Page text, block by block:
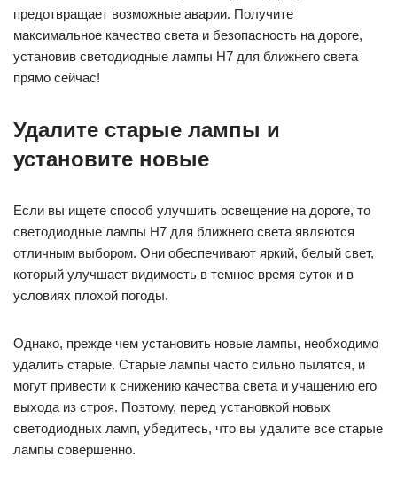
предотвращает возможные аварии. Получите
максимальное качество света и безопасность на дороге,
установив светодиодные лампы H7 для ближнего света
прямо сейчас!
Удалите старые лампы и
установите новые
Если вы ищете способ улучшить освещение на дороге, то
светодиодные лампы H7 для ближнего света являются
отличным выбором. Они обеспечивают яркий, белый свет,
который улучшает видимость в темное время суток и в
условиях плохой погоды.
Однако, прежде чем установить новые лампы, необходимо
удалить старые. Старые лампы часто сильно пылятся, и
могут привести к снижению качества света и учащению его
выхода из строя. Поэтому, перед установкой новых
светодиодных ламп, убедитесь, что вы удалите все старые
лампы совершенно.